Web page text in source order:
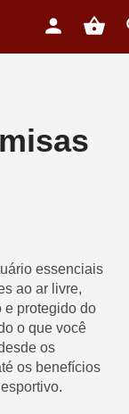
essenciais
ao ar livre,
e protegido do
o que você
os
os benefícios